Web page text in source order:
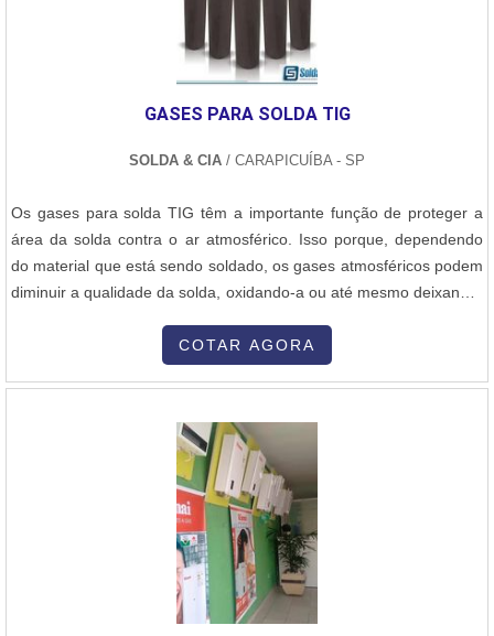
GASES PARA SOLDA TIG
SOLDA & CIA / CARAPICUÍBA - SP
Os gases para solda TIG têm a importante função de proteger a
área da solda contra o ar atmosférico. Isso porque, dependendo
do material que está sendo soldado, os gases atmosféricos podem
diminuir a qualidade da solda, oxidando-a ou até mesmo deixando-
ser executado. Gases utilizados na
COTAR AGORA